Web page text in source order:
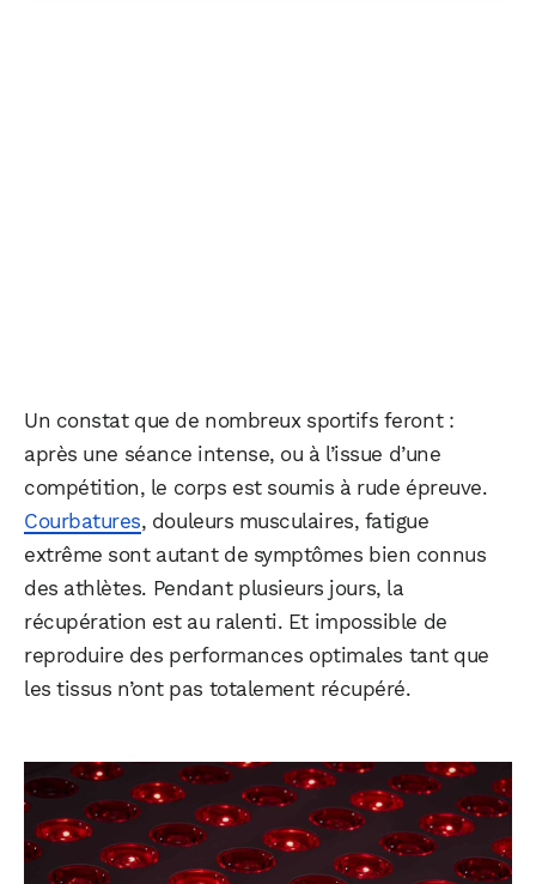
Un constat que de nombreux sportifs feront :
après une séance intense, ou à l’issue d’une
compétition, le corps est soumis à rude épreuve.
Courbatures, douleurs musculaires, fatigue
extrême sont autant de symptômes bien connus
des athlètes. Pendant plusieurs jours, la
récupération est au ralenti. Et impossible de
reproduire des performances optimales tant que
les tissus n’ont pas totalement récupéré.